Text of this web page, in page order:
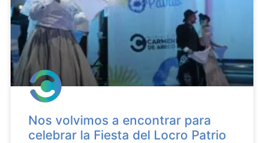
Nos volvimos a encontrar para
celebrar la Fiesta del Locro Patrio